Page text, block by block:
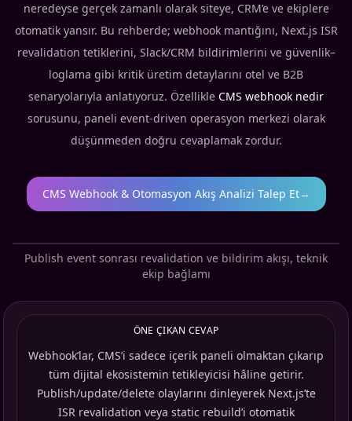
neredeyse gerçek zamanlı olarak siteye, CRM’e ve ekiplere
otomatik yansır. Bu rehberde; webhook mantığını, Next.js ISR
revalidation tetiklerini, Slack/CRM bildirimlerini ve güvenlik–
loglama gibi kritik üretim detaylarını otel ve B2B
senaryolarıyla anlatıyoruz. Özellikle CMS webhook nedir
sorusunu, paneli event-driven operasyon merkezi olarak
düşünmeden doğru cevaplamak zordur.
CMS Webhook & Otomasyon Akış Analizi Talep Et→
Publish event sonrası revalidation ve bildirim akışı, teknik
ekip bağlamı
ÖNE ÇIKAN CEVAP
Webhook’lar, CMS’i sadece içerik paneli olmaktan çıkarıp
tüm dijital ekosistemin tetikleyicisi hâline getirir.
Publish/update/delete olaylarını dinleyerek Next.js’te
ISR revalidation veya static rebuild’i otomatik